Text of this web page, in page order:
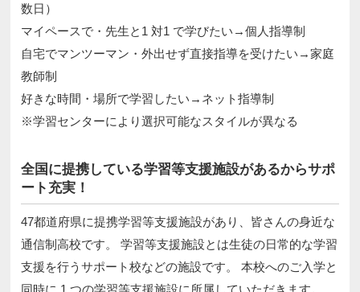
数日）
マイペースで・先生と1 対1 で学びたい→個人指導制
自宅でマンツーマン・外出せず直接指導を受けたい→家庭
教師制
好きな時間・場所で学習したい→ネット指導制
※学習センターにより選択可能なスタイルが異なる
全国に提携している学習等支援施設があるからサポ
ート充実！
47都道府県に提携学習等支援施設があり、皆さんの身近な
通信制高校です。 学習等支援施設とは生徒の日常的な学習
支援を行うサポート校などの施設です。 本校へのご入学と
同時に 1 つの学習等支援施設に所属していただきます。